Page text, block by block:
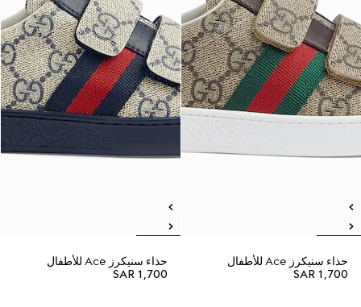
حذاء سنيكرز Ace للأطفال
SAR 1,700
حذاء سنيكرز Ace للأطفال
SAR 1,700